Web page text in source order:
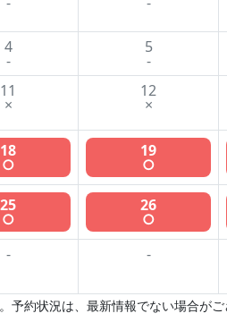
4
-
5
-
11
×
12
×
18
○
19
○
25
○
26
○
- -
予約状況は、最新情報でない場合が